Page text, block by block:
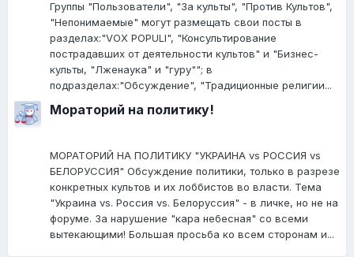
Группы "Пользователи", "За культы", "Против Культов",
"Непонимаемые" могут размещать свои посты в
разделах:"VOX POPULI", "Консультирование
пострадавших от деятельности культов" и "Бизнес-
культы, "Лженаука" и "гуру""; в
подразделах:"Обсуждение", "Традиционные религии...
Мораторий на политику!
МОРАТОРИЙ НА ПОЛИТИКУ "УКРАИНА vs РОССИЯ vs
БЕЛОРУССИЯ" Обсуждение политики, только в разрезе
конкретных культов и их лоббистов во власти. Тема
"Украина vs. Россия vs. Белоруссия" - в личке, но не на
форуме. За нарушение "кара небесная" со всеми
вытекающими! Большая просьба ко всем сторонам и...